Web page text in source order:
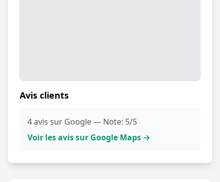
Avis clients
4 avis sur Google — Note: 5/5
Voir les avis sur Google Maps →